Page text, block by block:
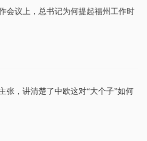
会议上，总书记为何提起福州工作时
张，讲清楚了中欧这对“大个子”如何